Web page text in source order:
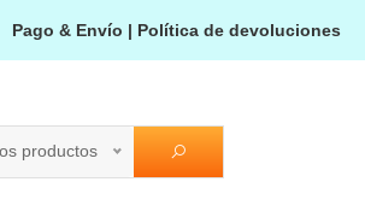
Pago & Envío | Política de devoluciones
productos